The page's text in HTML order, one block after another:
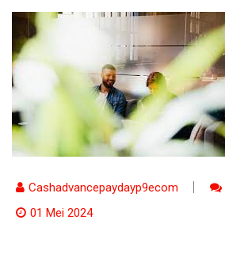
Cashadvancepaydayp9ecom
01 Mei 2024